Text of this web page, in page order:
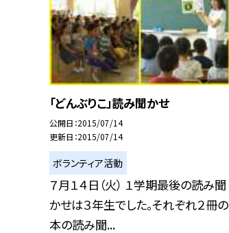
「どんぶりこ」読み聞かせ
公開日 2015/07/14
更新日 2015/07/14
ボランティア活動
７月１４日（火） １学期最後の読み聞
かせは３年生でした。それぞれ２冊の
本の読み聞...